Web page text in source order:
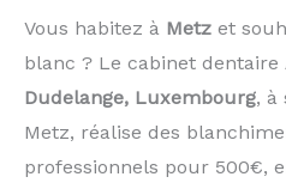
Vous habitez à Metz et
blanc ? Le cabinet dentaire
Dudelange, Luxembourg, à
Metz, réalise des
professionnels pour 500€,